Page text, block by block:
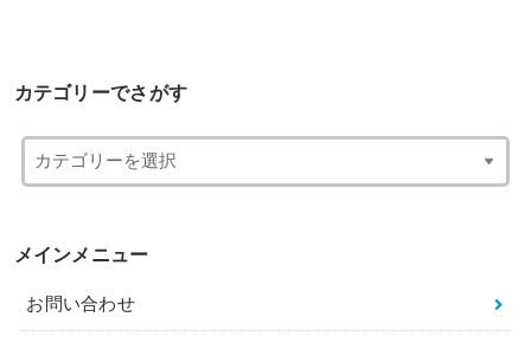
カテゴリーでさがす
メインメニュー
お問い合わせ